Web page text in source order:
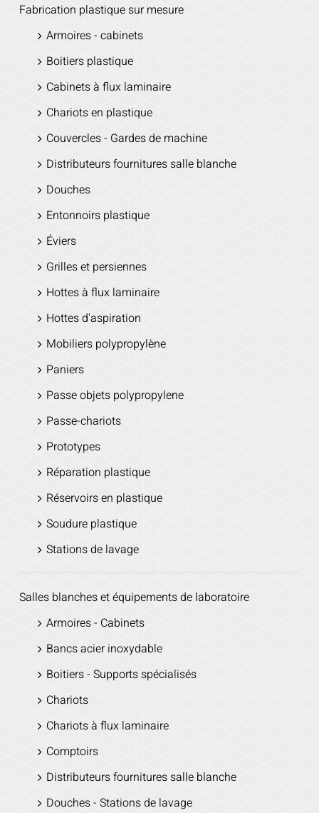
Fabrication plastique sur mesure
Armoires - cabinets
Boitiers plastique
Cabinets à flux laminaire
Chariots en plastique
Couvercles - Gardes de machine
Distributeurs fournitures salle blanche
Douches
Entonnoirs plastique
Éviers
Grilles et persiennes
Hottes à flux laminaire
Hottes d'aspiration
Mobiliers polypropylène
Paniers
Passe objets polypropylene
Passe-chariots
Prototypes
Réparation plastique
Réservoirs en plastique
Soudure plastique
Stations de lavage
Salles blanches et équipements de laboratoire
Armoires - Cabinets
Bancs acier inoxydable
Boitiers - Supports spécialisés
Chariots
Chariots à flux laminaire
Comptoirs
Distributeurs fournitures salle blanche
Douches - Stations de lavage